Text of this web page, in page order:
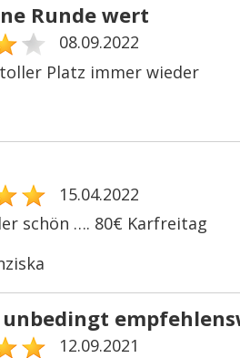
Runde wert
08.09.2022
Platz immer wieder
15.04.2022
schön …. 80€ Karfreitag
12.09.2021